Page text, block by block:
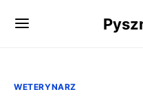
WETERYNARZ